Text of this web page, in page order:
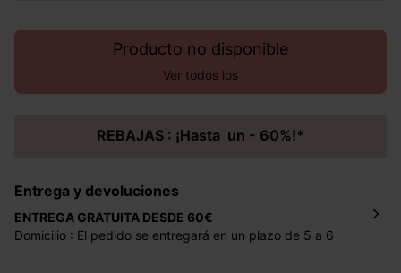
Producto no disponible
Ver todos los
REBAJAS : ¡Hasta un - 60%!*
Entrega y devoluciones
ENTREGA GRATUITA DESDE 60€
Domicilio : El pedido se entregará en un plazo de 5 a 6